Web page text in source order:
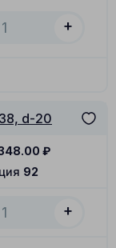
+
d-20
92
₽
+